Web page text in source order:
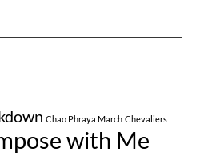
Chao Phraya March Chevaliers
with Me